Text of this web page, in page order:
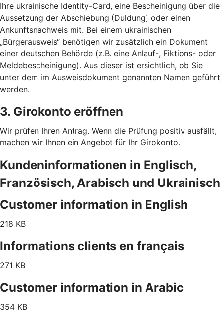
Ihre ukrainische Identity-Card, eine Bescheinigung über die
Aussetzung der Abschiebung (Duldung) oder einen
Ankunftsnachweis mit. Bei einem ukrainischen
„Bürgerausweis“ benötigen wir zusätzlich ein Dokument
einer deutschen Behörde (z.B. eine Anlauf-, Fiktions- oder
Meldebescheinigung). Aus dieser ist ersichtlich, ob Sie
unter dem im Ausweisdokument genannten Namen geführt
werden.
3. Girokonto eröffnen
Wir prüfen Ihren Antrag. Wenn die Prüfung positiv ausfällt,
machen wir Ihnen ein Angebot für Ihr Girokonto.
Kundeninformationen in Englisch,
Französisch, Arabisch und Ukrainisch
Customer information in English
218 KB
Informations clients en français
271 KB
Customer information in Arabic
354 KB